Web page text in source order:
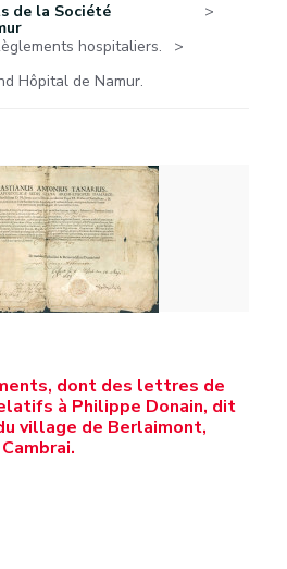
de la Société
hospitaliers.
Hôpital de Namur.
dont des lettres de
à Philippe Donain, dit
village de Berlaimont,